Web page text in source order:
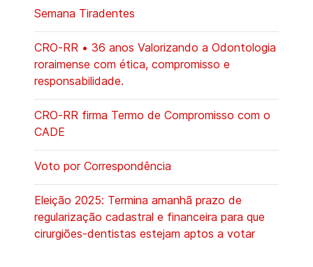
Semana Tiradentes
CRO-RR • 36 anos Valorizando a Odontologia
roraimense com ética, compromisso e
responsabilidade.
CRO-RR firma Termo de Compromisso com o
CADE
Voto por Correspondência
Eleição 2025: Termina amanhã prazo de
regularização cadastral e financeira para que
cirurgiões-dentistas estejam aptos a votar